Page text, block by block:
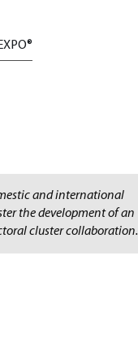
and international
the development of an
cluster collaboration.